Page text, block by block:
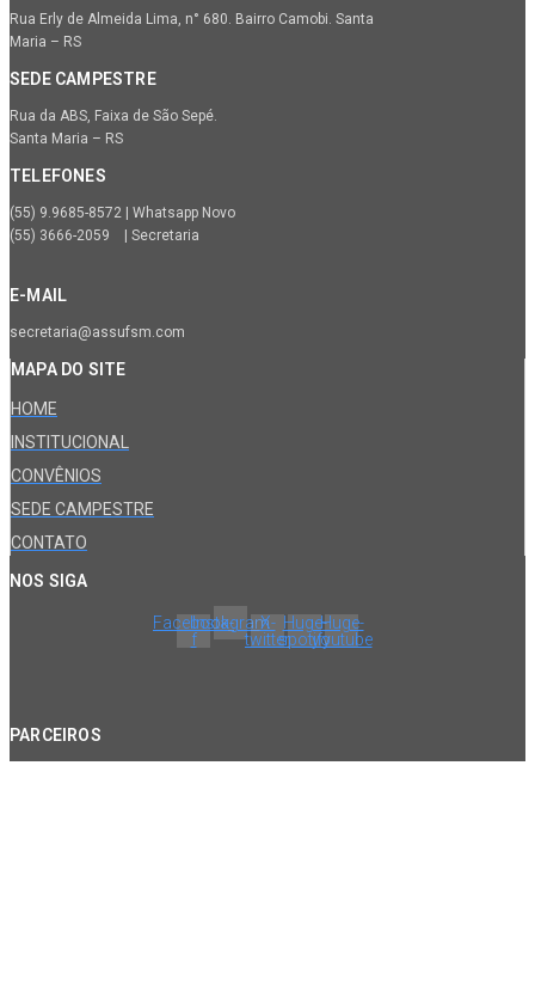
Rua Erly de Almeida Lima, n° 680. Bairro Camobi. Santa
Maria – RS
SEDE CAMPESTRE
Rua da ABS, Faixa de São Sepé.
Santa Maria – RS
TELEFONES
(55) 9.9685-8572 | Whatsapp Novo
(55) 3666-2059 | Secretaria
E-MAIL
secretaria@assufsm.com
MAPA DO SITE
HOME
INSTITUCIONAL
CONVÊNIOS
SEDE CAMPESTRE
CONTATO
NOS SIGA
Facebook-
f
InstagramX-
twitter
Huge-
spotify
Huge-
youtube
PARCEIROS